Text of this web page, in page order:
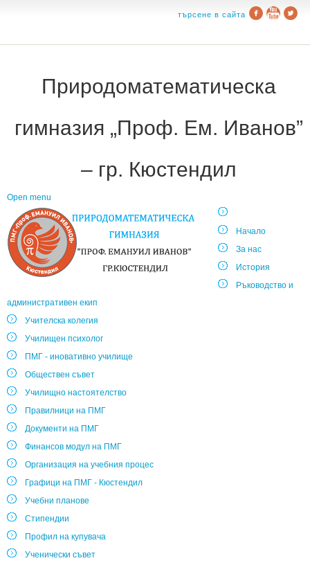
търсене в сайта
Природоматематическа
гимназия „Проф. Ем. Иванов”
– гр. Кюстендил
Open menu
Начало
За нас
История
Ръководство и
административен екип
Учителска колегия
Училищен психолог
ПМГ - иновативно училище
Обществен съвет
Училищно настоятелство
Правилници на ПМГ
Документи на ПМГ
Финансов модул на ПМГ
Организация на учебния процес
Графици на ПМГ - Кюстендил
Учебни планове
Стипендии
Профил на купувача
Ученически съвет